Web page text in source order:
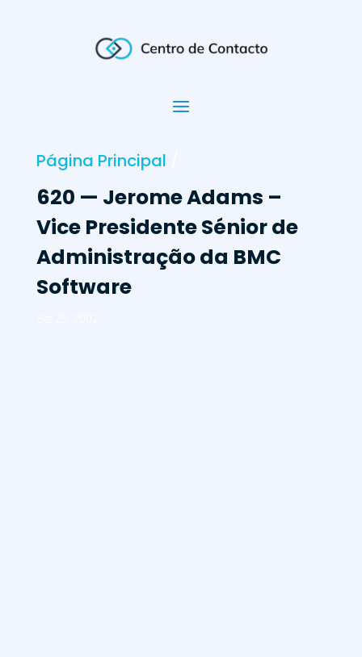
Página Principal
620 — Jerome Adams –
Vice Presidente Sénior de
Administração da BMC
Software